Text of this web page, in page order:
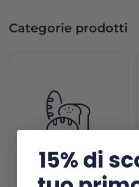
Categorie prodotti
Boulangerie
15% di